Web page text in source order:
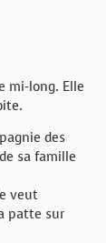
mi-long. Elle
des
sa famille
veut
patte sur